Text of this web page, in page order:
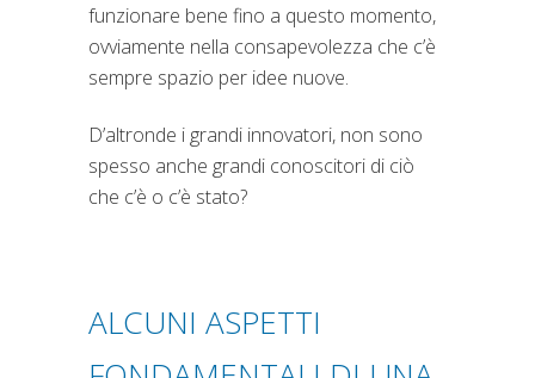
funzionare bene fino a questo momento,
ovviamente nella consapevolezza che c’è
sempre spazio per idee nuove.
D’altronde i grandi innovatori, non sono
spesso anche grandi conoscitori di ciò
che c’è o c’è stato?
ALCUNI ASPETTI